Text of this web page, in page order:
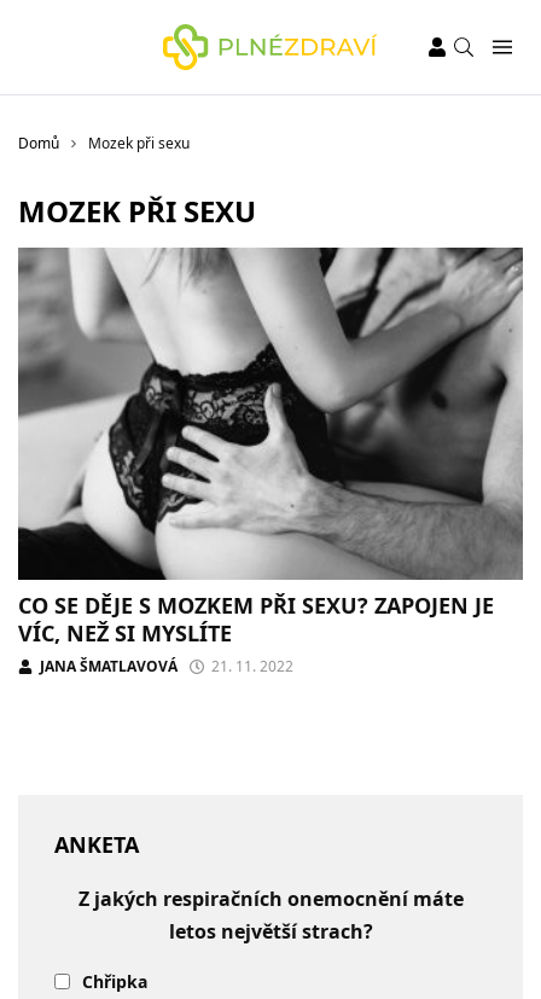
Domů Mozek při sexu
MOZEK PŘI SEXU
CO SE DĚJE S MOZKEM PŘI SEXU? ZAPOJEN JE
VÍC, NEŽ SI MYSLÍTE
JANA ŠMATLAVOVÁ 21. 11. 2022
ANKETA
Z jakých respiračních onemocnění máte
letos největší strach?
Chřipka